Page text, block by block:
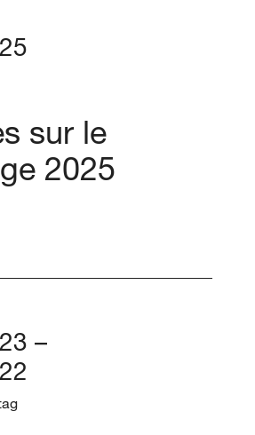
sur le
2025
–